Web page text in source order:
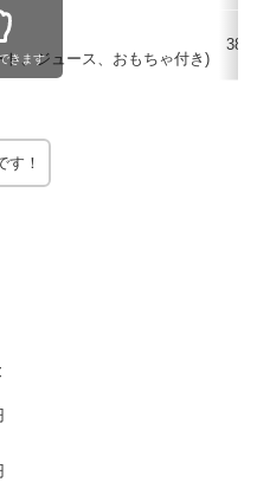
、ジュース、おもちゃ付き)
380
きます
す！